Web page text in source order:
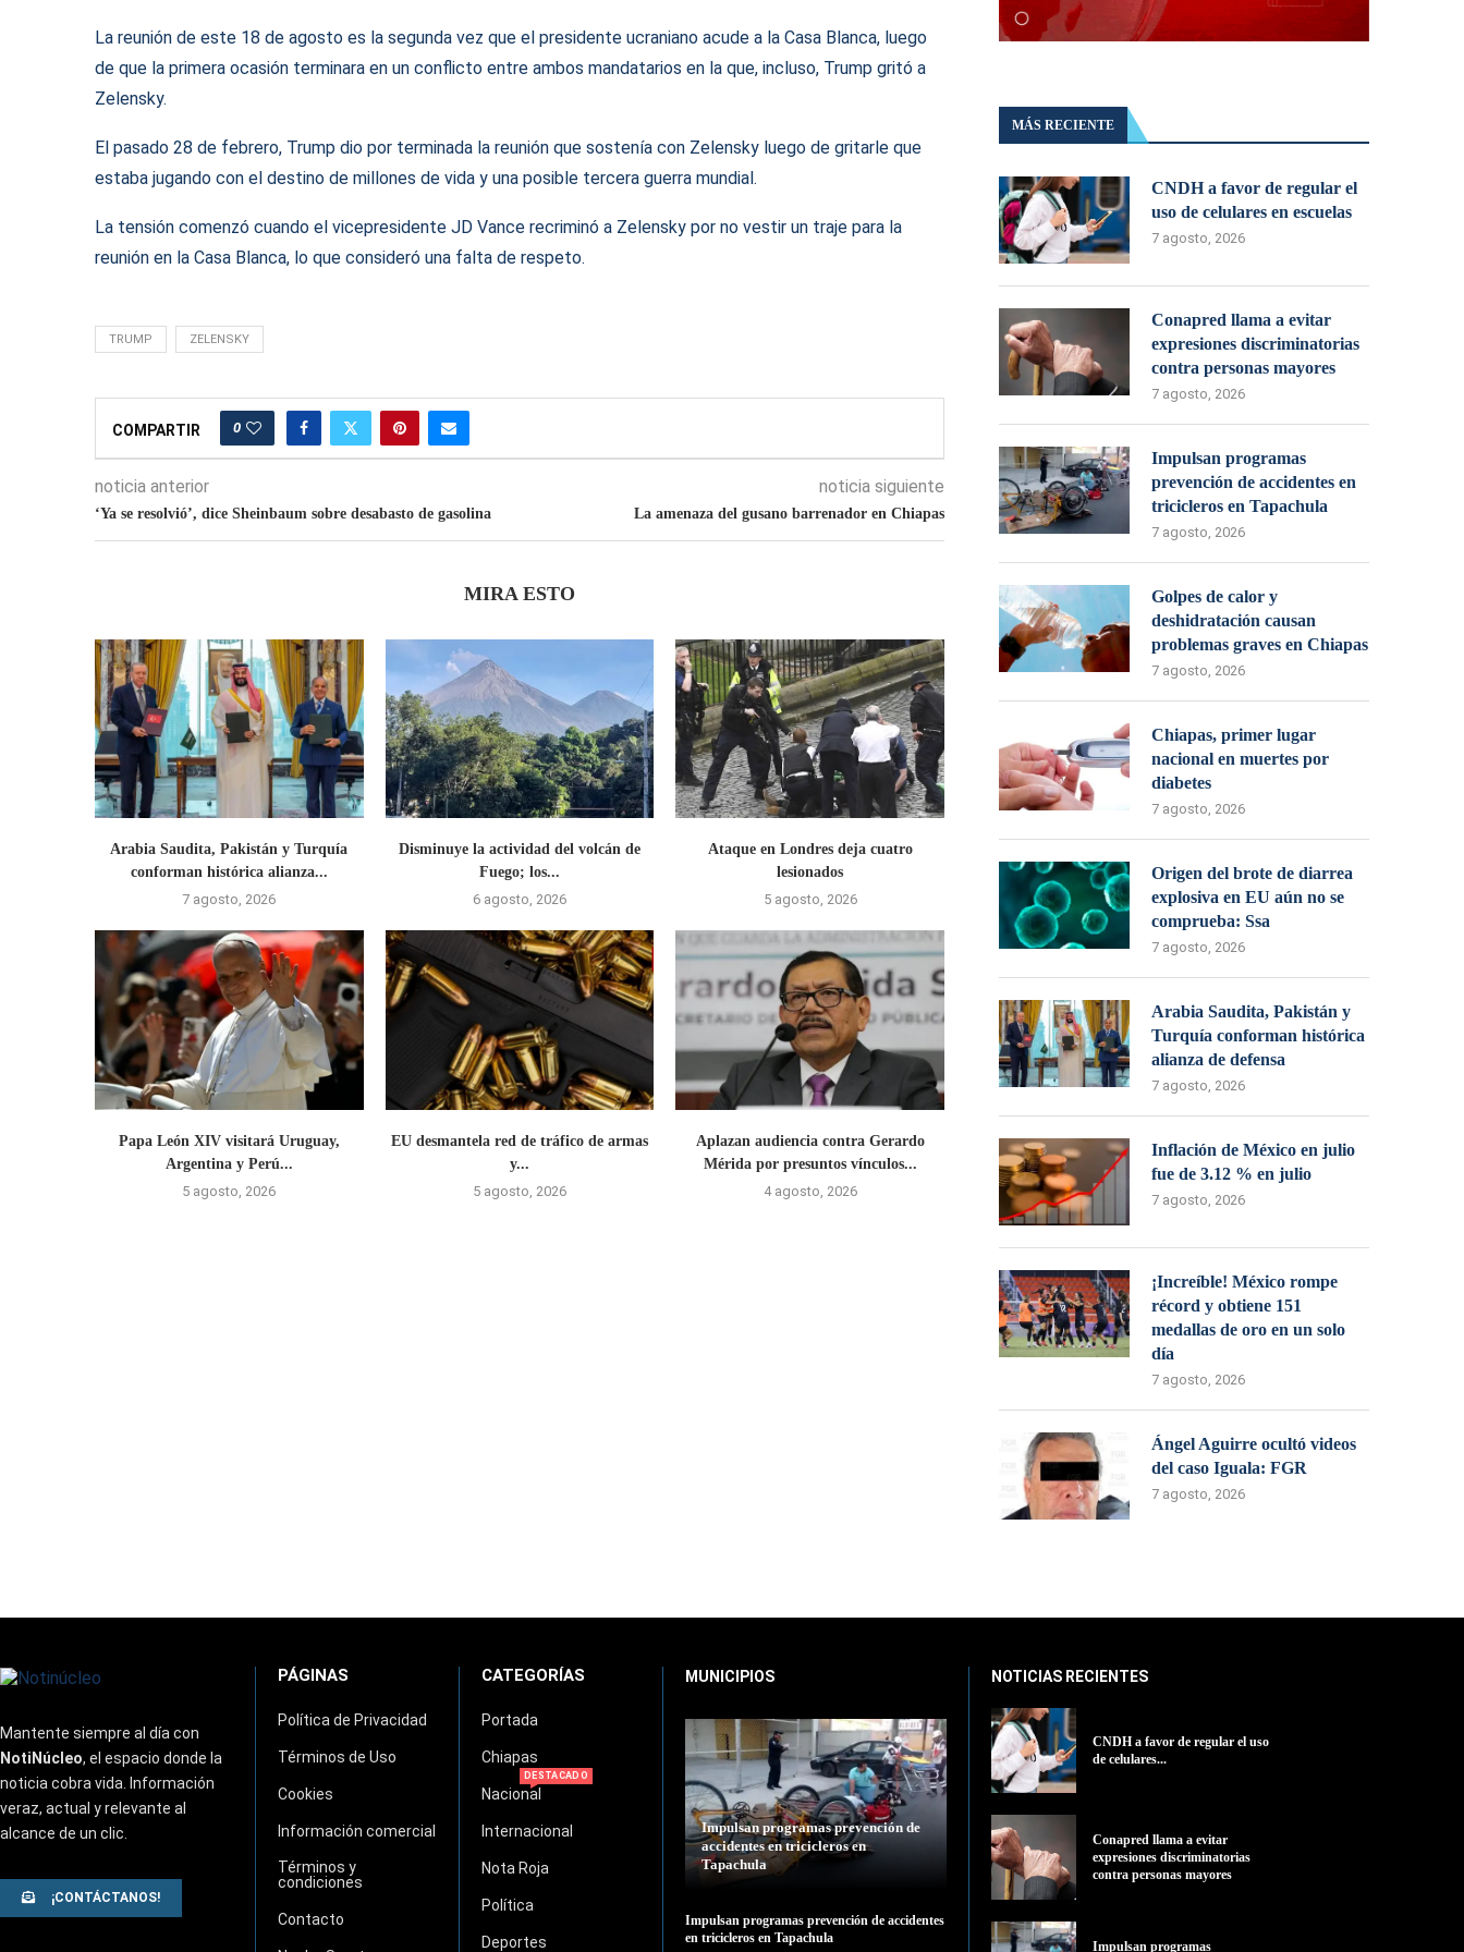
La reunión de este 18 de agosto es la segunda vez que el presidente ucraniano acude a la Casa Blanca, luego
de que la primera ocasión terminara en un conflicto entre ambos mandatarios en la que, incluso, Trump gritó a
Zelensky.
El pasado 28 de febrero, Trump dio por terminada la reunión que sostenía con Zelensky luego de gritarle que
estaba jugando con el destino de millones de vida y una posible tercera guerra mundial.
La tensión comenzó cuando el vicepresidente JD Vance recriminó a Zelensky por no vestir un traje para la
reunión en la Casa Blanca, lo que consideró una falta de respeto.
TRUMP ZELENSKY
COMPARTIR 0
noticia anterior
‘Ya se resolvió’, dice Sheinbaum sobre desabasto de gasolina
noticia siguiente
La amenaza del gusano barrenador en Chiapas
MIRA ESTO
Arabia Saudita, Pakistán y Turquía
conforman histórica alianza...
7 agosto, 2026
Disminuye la actividad del volcán de
Fuego; los...
6 agosto, 2026
Ataque en Londres deja cuatro
lesionados
5 agosto, 2026
Papa León XIV visitará Uruguay,
Argentina y Perú...
5 agosto, 2026
EU desmantela red de tráfico de armas
y...
5 agosto, 2026
Aplazan audiencia contra Gerardo
Mérida por presuntos vínculos...
4 agosto, 2026
MÁS RECIENTE
CNDH a favor de regular el
uso de celulares en escuelas
7 agosto, 2026
Conapred llama a evitar
expresiones discriminatorias
contra personas mayores
7 agosto, 2026
Impulsan programas
prevención de accidentes en
tricicleros en Tapachula
7 agosto, 2026
Golpes de calor y
deshidratación causan
problemas graves en Chiapas
7 agosto, 2026
Chiapas, primer lugar
nacional en muertes por
diabetes
7 agosto, 2026
Origen del brote de diarrea
explosiva en EU aún no se
comprueba: Ssa
7 agosto, 2026
Arabia Saudita, Pakistán y
Turquía conforman histórica
alianza de defensa
7 agosto, 2026
Inflación de México en julio
fue de 3.12 % en julio
7 agosto, 2026
¡Increíble! México rompe
récord y obtiene 151
medallas de oro en un solo
día
7 agosto, 2026
Ángel Aguirre ocultó videos
del caso Iguala: FGR
7 agosto, 2026
Mantente siempre al día con
NotiNúcleo, el espacio donde la
noticia cobra vida. Información
veraz, actual y relevante al
alcance de un clic.
¡CONTÁCTANOS!
PÁGINAS
Política de Privacidad
Términos de Uso
Cookies
Información comercial
Términos y
condiciones
Contacto
CATEGORÍAS
Portada
Chiapas
Nacional
DESTACADO
Internacional
Nota Roja
Política
Deportes
MUNICIPIOS
Impulsan programas prevención de
accidentes en tricicleros en
Tapachula
Impulsan programas prevención de accidentes
en tricicleros en Tapachula
NOTICIAS RECIENTES
CNDH a favor de regular el uso
de celulares...
Conapred llama a evitar
expresiones discriminatorias
contra personas mayores
Impulsan programas